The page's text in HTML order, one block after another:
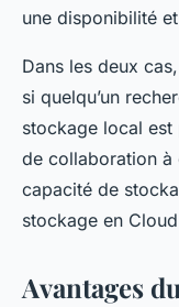
une disponibilité
Dans les deux
si quelqu’un
stockage local est
de collaboration à
capacité de
stockage en
Avantages